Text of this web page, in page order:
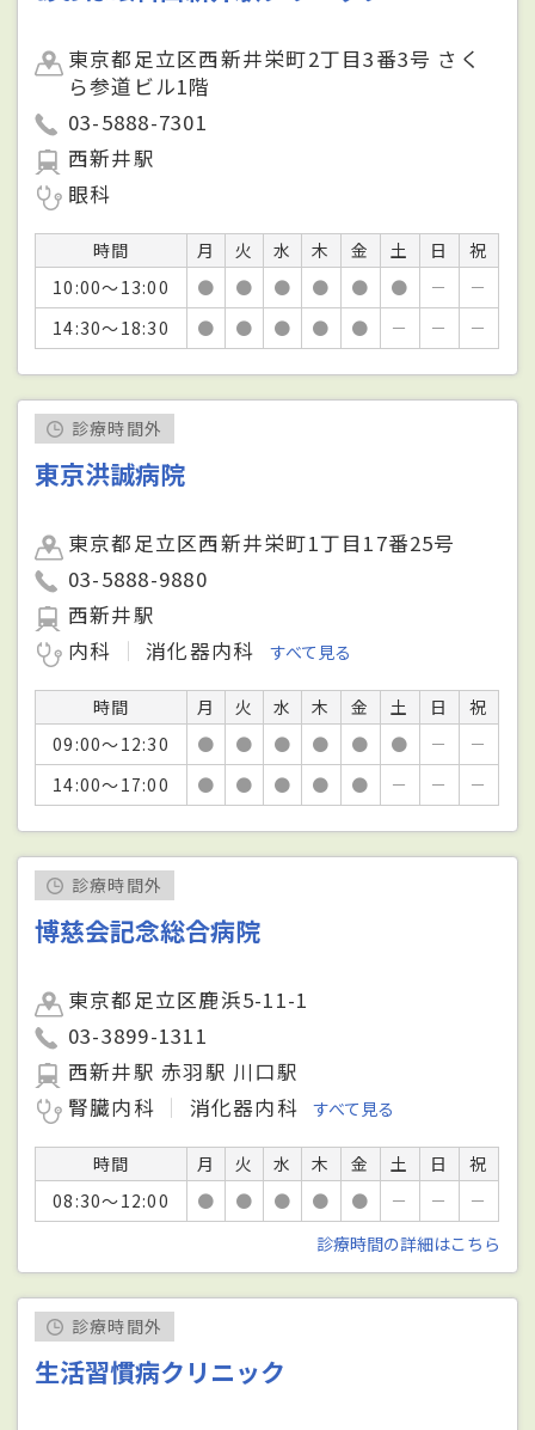
東京都足立区西新井栄町2丁目3番3号 さく
ら参道ビル1階
03-5888-7301
西新井駅
眼科
時間 月 火 水 木 金 土 日
祝
10:00～13:00
● ● ● ● ● ● －
－
14:30～18:30
● ● ● ● ● － － －
診療時間外
東京洪誠病院
東京都足立区西新井栄町1丁目17番25号
03-5888-9880
西新井駅
内科
消化器内科 すべて見る
時間 月 火 水 木 金 土 日
祝
09:00～12:30
● ● ● ● ● ● －
－
14:00～17:00
● ● ● ● ● － － －
診療時間外
博慈会記念総合病院
東京都足立区鹿浜5-11-1
03-3899-1311
西新井駅 赤羽駅 川口駅
腎臓内科
消化器内科 すべて見る
時間 月 火 水 木 金 土 日
祝
08:30～12:00
● ● ● ● ● － －
－
診療時間の詳細はこちら
診療時間外
生活習慣病クリニック